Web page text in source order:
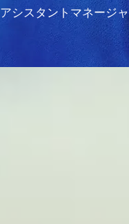
アシスタントマネージ